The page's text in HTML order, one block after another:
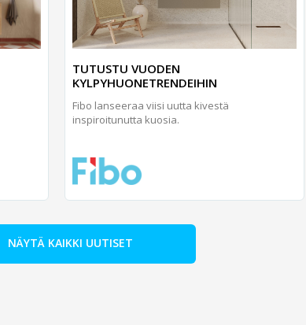
TUTUSTU VUODEN
KYLPYHUONETRENDEIHIN
Fibo lanseeraa viisi uutta kivestä
inspiroitunutta kuosia.
NÄYTÄ KAIKKI UUTISET